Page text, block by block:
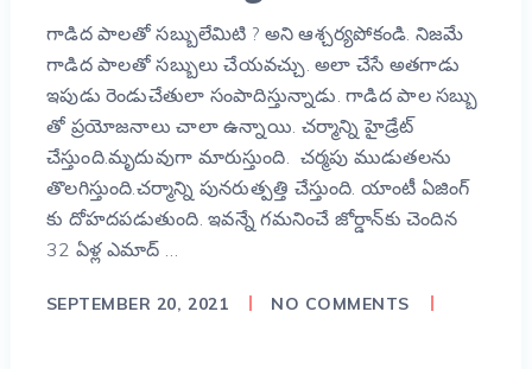
గాడిద పాలతో సబ్బులేమిటి ? అని ఆశ్చర్యపోకండి. నిజమే
గాడిద పాలతో సబ్బులు చేయవచ్చు. అలా చేసే అతగాడు
ఇపుడు రెండుచేతులా సంపాదిస్తున్నాడు. గాడిద పాల సబ్బు
తో ప్రయోజనాలు చాలా ఉన్నాయి. చర్మాన్ని హైడ్రేట్
చేస్తుంది.మృదువుగా మారుస్తుంది. చర్మపు ముడుతలను
తొలగిస్తుంది.చర్మాన్ని పునరుత్పత్తి చేస్తుంది. యాంటీ ఏజింగ్
కు దోహదపడుతుంది. ఇవన్నే గమనించే జోర్డాన్‌కు చెందిన
32 ఏళ్ల ఎమాద్ …
SEPTEMBER 20, 2021 NO COMMENTS